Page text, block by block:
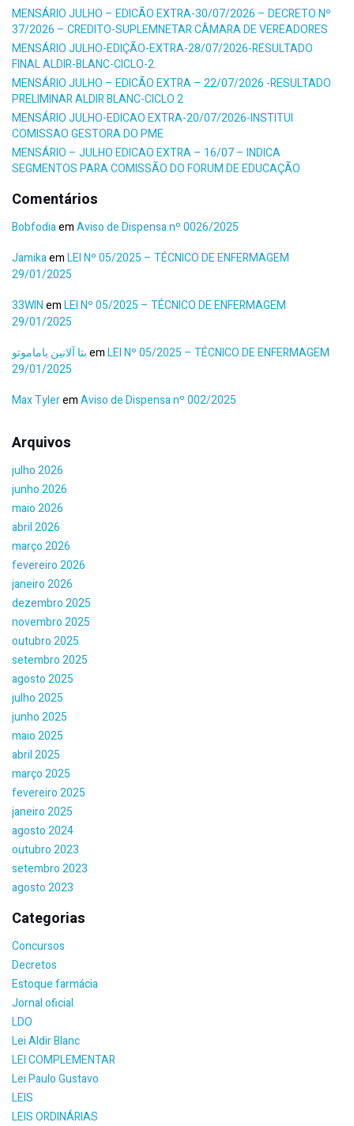
MENSÁRIO JULHO – EDICÃO EXTRA-30/07/2026 – DECRETO Nº
37/2026 – CREDITO-SUPLEMNETAR CÂMARA DE VEREADORES
MENSÁRIO JULHO-EDIÇÃO-EXTRA-28/07/2026-RESULTADO
FINAL ALDIR-BLANC-CICLO-2.
MENSÁRIO JULHO – EDICÃO EXTRA – 22/07/2026 -RESULTADO
PRELIMINAR ALDIR BLANC-CICLO 2
MENSÁRIO JULHO-EDICAO EXTRA-20/07/2026-INSTITUI
COMISSAO GESTORA DO PME
MENSÁRIO – JULHO EDICAO EXTRA – 16/07 – INDICA
SEGMENTOS PARA COMISSÃO DO FORUM DE EDUCAÇÃO
Comentários
BobfodiaemAviso de Dispensa nº 0026/2025
JamikaemLEI Nº 05/2025 – TÉCNICO DE ENFERMAGEM
29/01/2025
33WINemLEI Nº 05/2025 – TÉCNICO DE ENFERMAGEM
29/01/2025
بتا آلانین یاماموتوemLEI Nº 05/2025 – TÉCNICO DE ENFERMAGEM
29/01/2025
Max TyleremAviso de Dispensa nº 002/2025
Arquivos
julho 2026
junho 2026
maio 2026
abril 2026
março 2026
fevereiro 2026
janeiro 2026
dezembro 2025
novembro 2025
outubro 2025
setembro 2025
agosto 2025
julho 2025
junho 2025
maio 2025
abril 2025
março 2025
fevereiro 2025
janeiro 2025
agosto 2024
outubro 2023
setembro 2023
agosto 2023
Categorias
Concursos
Decretos
Estoque farmácia
Jornal oficial
LDO
Lei Aldir Blanc
LEI COMPLEMENTAR
Lei Paulo Gustavo
LEIS
LEIS ORDINÁRIAS